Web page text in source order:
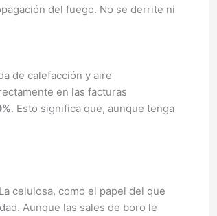
del fuego. No se derrite ni
de calefacción y aire
en las facturas
. Esto significa que, aunque tenga
celulosa, como el papel del que
Aunque las sales de boro le